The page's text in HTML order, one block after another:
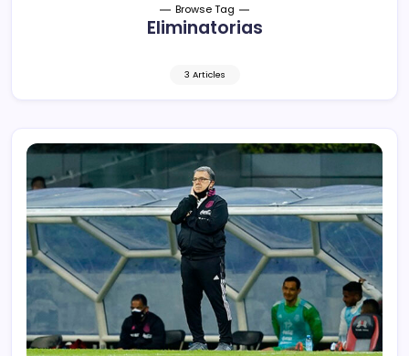
Browse Tag
Eliminatorias
3 Articles